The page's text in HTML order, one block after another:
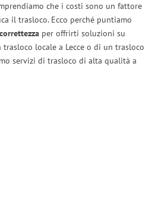
che i costi sono un fattore
il trasloco. Ecco perché puntiamo
per offrirti soluzioni su
locale a Lecce o di un trasloco
servizi di trasloco di alta qualità a